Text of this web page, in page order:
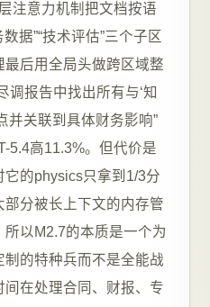
注意力机制把文档按语
据”“技术评估”三个子区
后用全局头做跨区域整
调报告中找出所有与‘知
并关联到具体财务影响”
5.4高11.3%。但代价是
它的physics只拿到1/3分
分被长上下文的内存管
以M2.7的本质是一个为
的特种兵而不是全能战
在处理合同、财报、专